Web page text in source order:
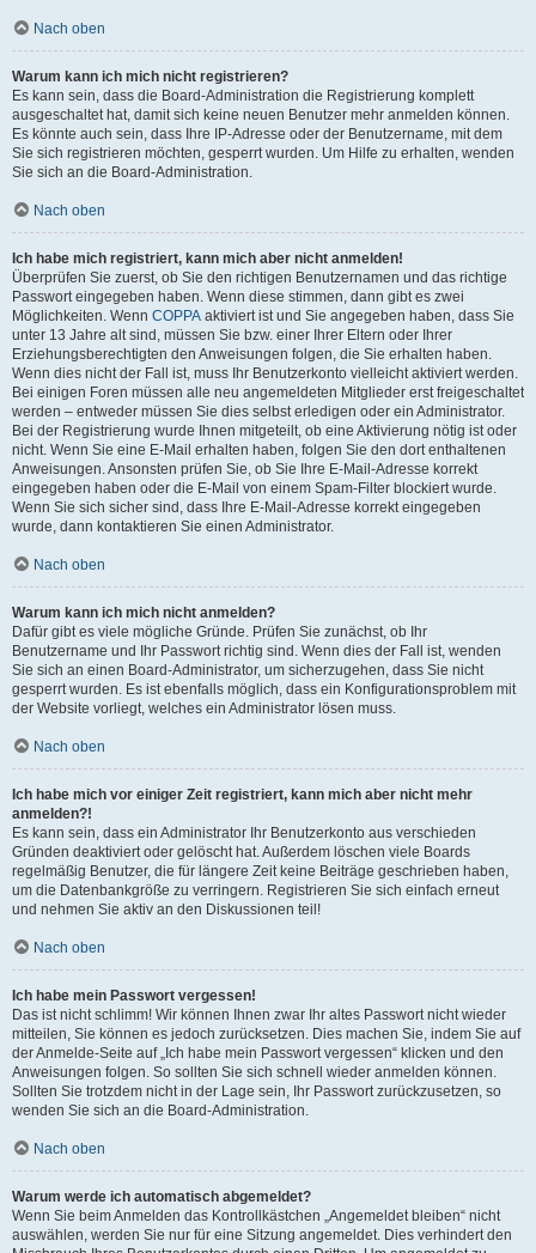
Nach oben
Warum kann ich mich nicht registrieren?
Es kann sein, dass die Board-Administration die Registrierung komplett
ausgeschaltet hat, damit sich keine neuen Benutzer mehr anmelden können.
Es könnte auch sein, dass Ihre IP-Adresse oder der Benutzername, mit dem
Sie sich registrieren möchten, gesperrt wurden. Um Hilfe zu erhalten, wenden
Sie sich an die Board-Administration.
Nach oben
Ich habe mich registriert, kann mich aber nicht anmelden!
Überprüfen Sie zuerst, ob Sie den richtigen Benutzernamen und das richtige
Passwort eingegeben haben. Wenn diese stimmen, dann gibt es zwei
Möglichkeiten. Wenn COPPA aktiviert ist und Sie angegeben haben, dass Sie
unter 13 Jahre alt sind, müssen Sie bzw. einer Ihrer Eltern oder Ihrer
Erziehungsberechtigten den Anweisungen folgen, die Sie erhalten haben.
Wenn dies nicht der Fall ist, muss Ihr Benutzerkonto vielleicht aktiviert werden.
Bei einigen Foren müssen alle neu angemeldeten Mitglieder erst freigeschaltet
werden – entweder müssen Sie dies selbst erledigen oder ein Administrator.
Bei der Registrierung wurde Ihnen mitgeteilt, ob eine Aktivierung nötig ist oder
nicht. Wenn Sie eine E-Mail erhalten haben, folgen Sie den dort enthaltenen
Anweisungen. Ansonsten prüfen Sie, ob Sie Ihre E-Mail-Adresse korrekt
eingegeben haben oder die E-Mail von einem Spam-Filter blockiert wurde.
Wenn Sie sich sicher sind, dass Ihre E-Mail-Adresse korrekt eingegeben
wurde, dann kontaktieren Sie einen Administrator.
Nach oben
Warum kann ich mich nicht anmelden?
Dafür gibt es viele mögliche Gründe. Prüfen Sie zunächst, ob Ihr
Benutzername und Ihr Passwort richtig sind. Wenn dies der Fall ist, wenden
Sie sich an einen Board-Administrator, um sicherzugehen, dass Sie nicht
gesperrt wurden. Es ist ebenfalls möglich, dass ein Konfigurationsproblem mit
der Website vorliegt, welches ein Administrator lösen muss.
Nach oben
Ich habe mich vor einiger Zeit registriert, kann mich aber nicht mehr
anmelden?!
Es kann sein, dass ein Administrator Ihr Benutzerkonto aus verschieden
Gründen deaktiviert oder gelöscht hat. Außerdem löschen viele Boards
regelmäßig Benutzer, die für längere Zeit keine Beiträge geschrieben haben,
um die Datenbankgröße zu verringern. Registrieren Sie sich einfach erneut
und nehmen Sie aktiv an den Diskussionen teil!
Nach oben
Ich habe mein Passwort vergessen!
Das ist nicht schlimm! Wir können Ihnen zwar Ihr altes Passwort nicht wieder
mitteilen, Sie können es jedoch zurücksetzen. Dies machen Sie, indem Sie auf
der Anmelde-Seite auf „Ich habe mein Passwort vergessen“ klicken und den
Anweisungen folgen. So sollten Sie sich schnell wieder anmelden können.
Sollten Sie trotzdem nicht in der Lage sein, Ihr Passwort zurückzusetzen, so
wenden Sie sich an die Board-Administration.
Nach oben
Warum werde ich automatisch abgemeldet?
Wenn Sie beim Anmelden das Kontrollkästchen „Angemeldet bleiben“ nicht
auswählen, werden Sie nur für eine Sitzung angemeldet. Dies verhindert den